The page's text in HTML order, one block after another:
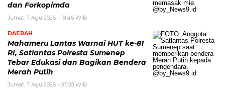
dan Forkopimda
Jumat, 7 Agu 2026 - 18:46 WIB
DAERAH
Mahameru Lantas Warnai HUT ke-81
RI, Satlantas Polresta Sumenep
Tebar Edukasi dan Bagikan Bendera
Merah Putih
Jumat, 7 Agu 2026 - 07:00 WIB